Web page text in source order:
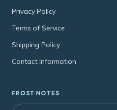
Privacy Policy
Terms of Service
Shipping Policy
Contact Information
FROST NOTES